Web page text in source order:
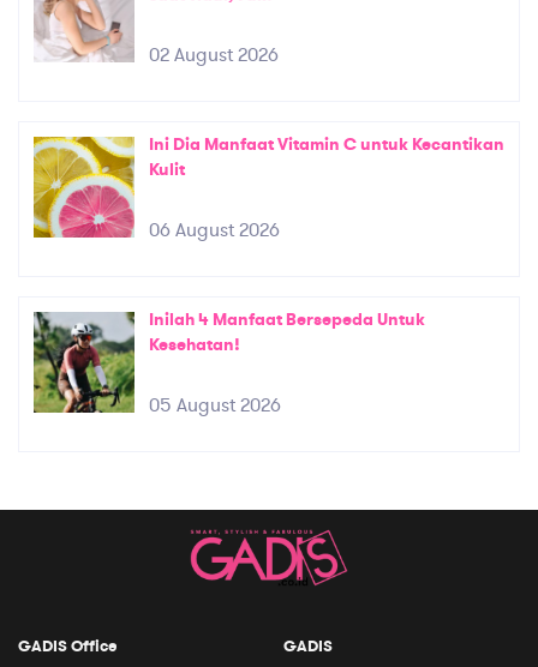
02 August 2026
Ini Dia Manfaat Vitamin C untuk Kecantikan
Kulit
06 August 2026
Inilah 4 Manfaat Bersepeda Untuk
Kesehatan!
05 August 2026
GADIS Office GADIS